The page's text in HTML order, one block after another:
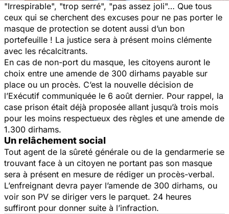
"Irrespirable", "trop serré", "pas assez joli"… Que tous
ceux qui se cherchent des excuses pour ne pas porter le
masque de protection se dotent aussi d’un bon
portefeuille ! La justice sera à présent moins clémente
avec les récalcitrants.
En cas de non-port du masque, les citoyens auront le
choix entre une amende de 300 dirhams payable sur
place ou un procès. C’est la nouvelle décision de
l’Exécutif communiquée le 6 août dernier. Pour rappel, la
case prison était déjà proposée allant jusqu’à trois mois
pour les moins respectueux des règles et une amende de
1.300 dirhams.
Un relâchement social
Tout agent de la sûreté générale ou de la gendarmerie se
trouvant face à un citoyen ne portant pas son masque
sera à présent en mesure de rédiger un procès-verbal.
L’enfreignant devra payer l’amende de 300 dirhams, ou
voir son PV se diriger vers le parquet. 24 heures
suffiront pour donner suite à l’infraction.